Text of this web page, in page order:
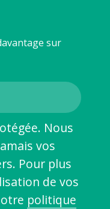
sur
Nous
vos
Pour plus
de vos
politique